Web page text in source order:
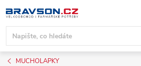
na
obsah
MUCHOLAPKY